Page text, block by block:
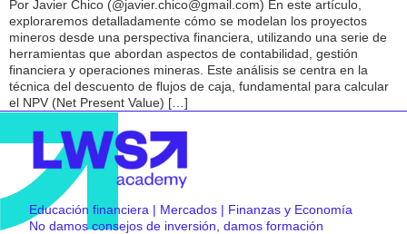
Por Javier Chico (@javier.chico@gmail.com) En este artículo,
exploraremos detalladamente cómo se modelan los proyectos
mineros desde una perspectiva financiera, utilizando una serie de
herramientas que abordan aspectos de contabilidad, gestión
financiera y operaciones mineras. Este análisis se centra en la
técnica del descuento de flujos de caja, fundamental para calcular
el NPV (Net Present Value) […]
Educación financiera | Mercados | Finanzas y Economía
No damos consejos de inversión, damos formación